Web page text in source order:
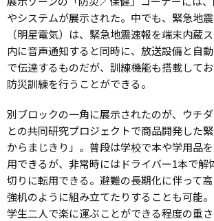
やシステムが展示された。中でも、緊急地
（明星電気）は、緊急地震速報を端末内蔵
内に音声通知すると同時に、放送設備と自
で伝達するものだが、訓練機能も搭載して
防災訓練を行うことができる。
別ブロックの一角に展示されたのが、ウチ
との共同研究プロジェクトで商品開発した
からまじきり」。普段は学校で本や学用品
用できるが、非常時にはドライバー1本で解
切りに転用できる。避難の長期化に伴って
強机のように組み立てたりすることも可能
学生二人で楽に運ぶことができる程度の重